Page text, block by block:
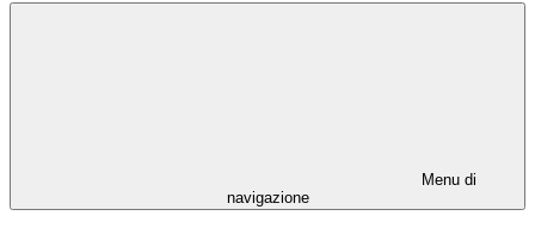
Menu di
navigazione